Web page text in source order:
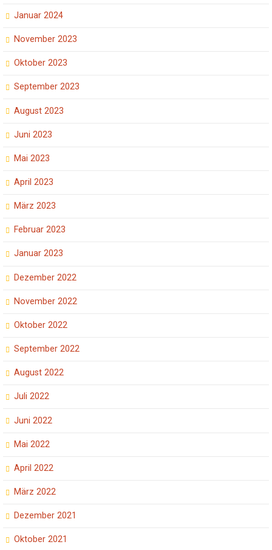
Januar 2024
November 2023
Oktober 2023
September 2023
August 2023
Juni 2023
Mai 2023
April 2023
März 2023
Februar 2023
Januar 2023
Dezember 2022
November 2022
Oktober 2022
September 2022
August 2022
Juli 2022
Juni 2022
Mai 2022
April 2022
März 2022
Dezember 2021
Oktober 2021